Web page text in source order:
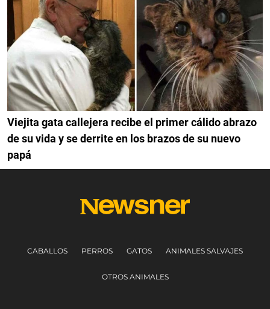
Viejita gata callejera recibe el primer cálido abrazo
de su vida y se derrite en los brazos de su nuevo
papá
CABALLOS PERROS GATOS ANIMALES SALVAJES
OTROS ANIMALES